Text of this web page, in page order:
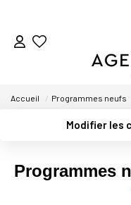
Accueil Programmes neufs
Modifier les
Sélectionnez...
Type de bien
Programmes